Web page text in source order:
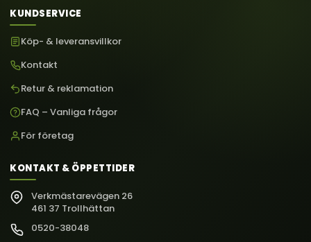
KUNDSERVICE
Köp- & leveransvillkor
Kontakt
Retur & reklamation
FAQ – Vanliga frågor
För företag
KONTAKT & ÖPPETTIDER
Verkmästarevägen 26
461 37 Trollhättan
0520-38048